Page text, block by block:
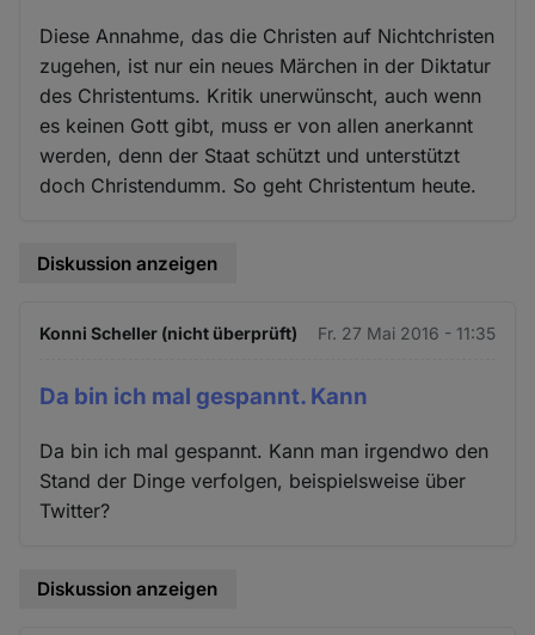
Diese Annahme, das die Christen auf Nichtchristen
zugehen, ist nur ein neues Märchen in der Diktatur
des Christentums. Kritik unerwünscht, auch wenn
es keinen Gott gibt, muss er von allen anerkannt
werden, denn der Staat schützt und unterstützt
doch Christendumm. So geht Christentum heute.
Diskussion anzeigen
Konni Scheller (nicht überprüft) Fr. 27 Mai 2016 - 11:35
Da bin ich mal gespannt. Kann
Da bin ich mal gespannt. Kann man irgendwo den
Stand der Dinge verfolgen, beispielsweise über
Twitter?
Diskussion anzeigen